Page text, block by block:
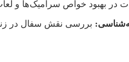
در بهبود خواص سرامیک‌ها و
بررسی نقش سفال در